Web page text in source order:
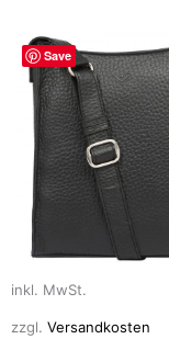
Save
inkl. MwSt.
zzgl. Versandkosten
Dieses
Produkt
weist
mehrere
Varianten
auf.
Die
Optionen
können
auf
Produktseite